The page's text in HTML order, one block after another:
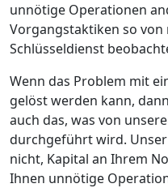
unnötige Operationen
Vorgangstaktiken so
Schlüsseldienst
Wenn das Problem mit
gelöst werden kann,
auch das, was von
durchgeführt wird.
nicht, Kapital an Ihrem
Ihnen unnötige